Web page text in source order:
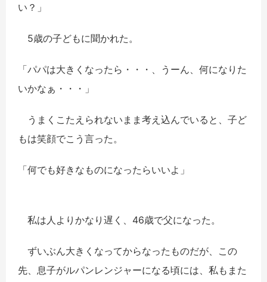
い？」
5歳の子どもに聞かれた。
「パパは大きくなったら・・・、うーん、何になりた
いかなぁ・・・」
うまくこたえられないまま考え込んでいると、子ど
もは笑顔でこう言った。
「何でも好きなものになったらいいよ」
私は人よりかなり遅く、46歳で父になった。
ずいぶん大きくなってからなったものだが、この
先、息子がルパンレンジャーになる頃には、私もまた